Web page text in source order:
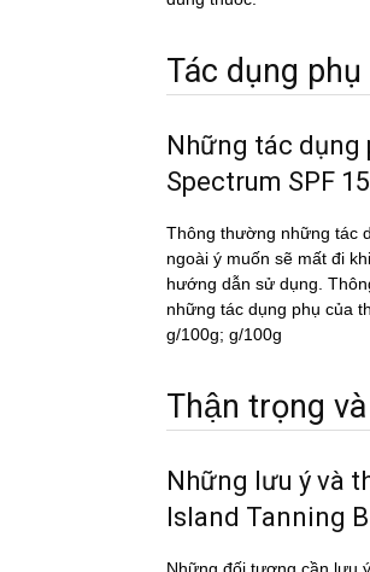
Tác dụng phụ
Những tác dụng
Spectrum SPF
Thông thường những tác
ngoài ý muốn sẽ mất đi
hướng dẫn sử dụng.
những tác dụng phụ của
g/100g; g/100g
Thận trọng
Những lưu ý và
Island Tanning